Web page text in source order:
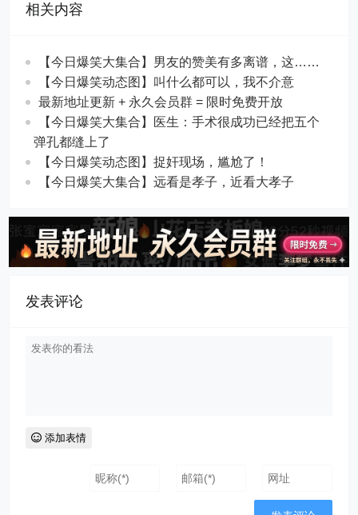
相关内容
【今日爆笑大集合】男友的赞美有多离谱，这……
【今日爆笑动态图】叫什么都可以，我不介意
最新地址更新 + 永久会员群 = 限时免费开放
【今日爆笑大集合】​医生：手术很成功已经把五个
弹孔都缝上了
【今日爆笑动态图​】捉奸现场，尴尬了！
【今日爆笑大集合】远看是孝子，近看大孝子
发表评论
添加表情